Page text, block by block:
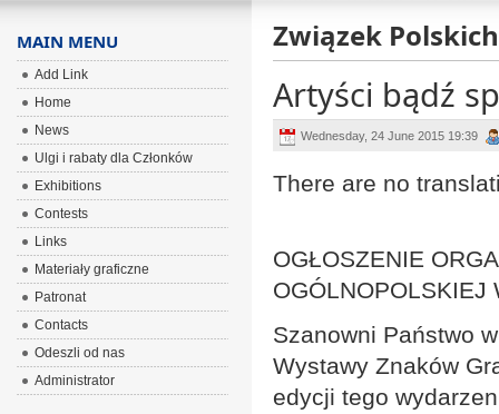
Związek
Artyści bądź
Wednesday, 24 June 2015 19:39
There are no
OGŁOSZENIE
OGÓLNOPOLSKIEJ
Szanowni Państwo
Wystawy Znaków
edycji tego
MAIN MENU
Add Link
Home
News
Ulgi i rabaty dla Członków
Exhibitions
Contests
Links
Materiały graficzne
Patronat
Contacts
Odeszli od nas
Administrator